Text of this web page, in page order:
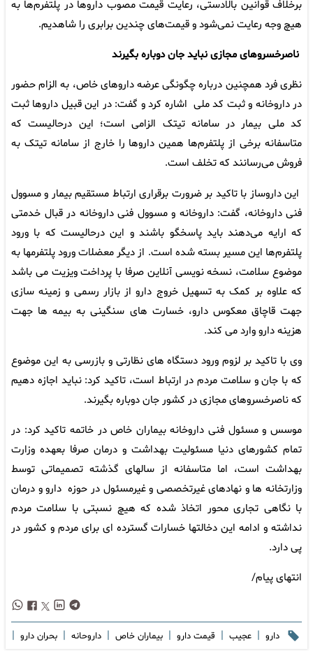
برخلاف قوانین بالادستی، رعایت قیمت مصوب داروها در پلتفرم‌ها به
هیچ وجه رعایت نمی‌شود و قیمت‌های چندین برابری را شاهدیم.
ناصرخسروهای مجازی نباید جان دوباره بگیرند
نظری فرد همچنین درباره چگونگی عرضه داروهای خاص، به الزام حضور
در داروخانه و ثبت کد ملی اشاره کرد و گفت: در این قبیل داروها ثبت
کد ملی بیمار در سامانه تیتک الزامی است؛ این درحالیست که
متاسفانه برخی از پلتفرم‌ها همین داروها را خارج از سامانه تیتک به
فروش می‌رسانند که تخلف است.
این داروساز با تاکید بر ضرورت برقراری ارتباط مستقیم بیمار و مسوول
فنی داروخانه، گفت: داروخانه و مسوول فنی داروخانه در قبال خدمتی
که ارایه می‌دهند باید پاسخگو باشند و این درحالیست که با ورود
پلتفرم‌ها این مسیر بسته شده است. از دیگر معضلات ورود پلتفرمها به
موضوع سلامت، نسخه نویسی آنلاین صرفا با پرداخت ویزیت می باشد
که علاوه بر کمک به تسهیل خروج دارو از بازار رسمی و زمینه سازی
جهت قاچاق معکوس دارو، خسارت های سنگینی به بیمه ها جهت
هزینه دارو وارد می کند.
وی با تاکید بر لزوم ورود دستگاه های نظارتی و بازرسی به این موضوع
که با جان و سلامت مردم در ارتباط است، تاکید کرد: نباید اجازه ‌دهیم
که ناصرخسروهای مجازی در کشور جان دوباره بگیرند.
موسس و مسئول فنی داروخانه بیماران خاص در خاتمه تاکید کرد: در
تمام کشورهای دنیا مسئولیت بهداشت و درمان صرفا بعهده وزارت
بهداشت است، اما متاسفانه از سالهای گذشته تصمیماتی توسط
وزارتخانه ها و نهادهای غیرتخصصی و غیرمسئول در حوزه دارو و درمان
با نگاهی تجاری محور اتخاذ شده که هیچ نسبتی با سلامت مردم
نداشته و ادامه این دخالتها خسارات گسترده ای برای مردم و کشور در
پی دارد.
انتهای پیام/
دارو | عجیب | قیمت دارو | بیماران خاص | داروحانه | بحران دارو |